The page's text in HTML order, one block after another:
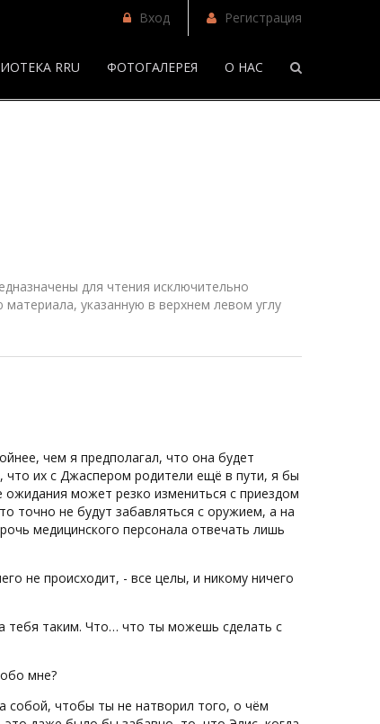
Вход Регистрация
RRU ФОТОГАЛЕРЕЯ О НАС
для чтения исключительно
указанную в верхнем левом углу
чем я предполагал, что она будет
что их с Джаспером родители ещё в пути, я бы
может резко измениться с приездом
точно не будут забавляться с оружием, а на
медицинского персонала отвечать лишь
не происходит, - все целы, и никому ничего
тебя таким. Что… что ты можешь сделать с
мне?
собой, чтобы ты не натворил того, о чём